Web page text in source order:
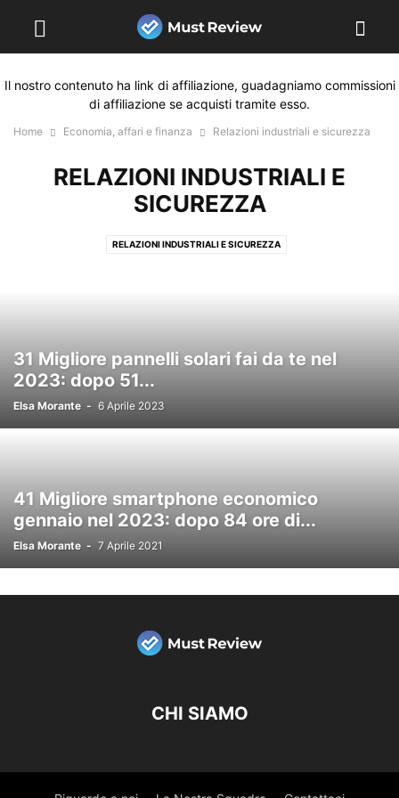
Il nostro contenuto ha link di affiliazione, guadagniamo commissioni
di affiliazione se acquisti tramite esso.
Home Economia, affari e finanza Relazioni industriali e sicurezza
RELAZIONI INDUSTRIALI E
SICUREZZA
RELAZIONI INDUSTRIALI E SICUREZZA
31 Migliore pannelli solari fai da te nel
2023: dopo 51...
Elsa Morante - 6 Aprile 2023
41 Migliore smartphone economico
gennaio nel 2023: dopo 84 ore di...
Elsa Morante - 7 Aprile 2021
CHI SIAMO